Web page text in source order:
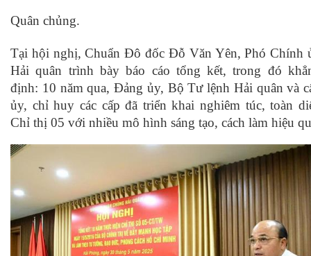
Quân chủng.
Tại hội nghị, Chuẩn Đô đốc Đỗ Văn Yên, Phó Chính
Hải quân trình bày báo cáo tổng kết, trong đó
định: 10 năm qua, Đảng ủy, Bộ Tư lệnh Hải quân và
ủy, chỉ huy các cấp đã triển khai nghiêm túc, toàn
Chỉ thị 05 với nhiều mô hình sáng tạo, cách làm hiệu